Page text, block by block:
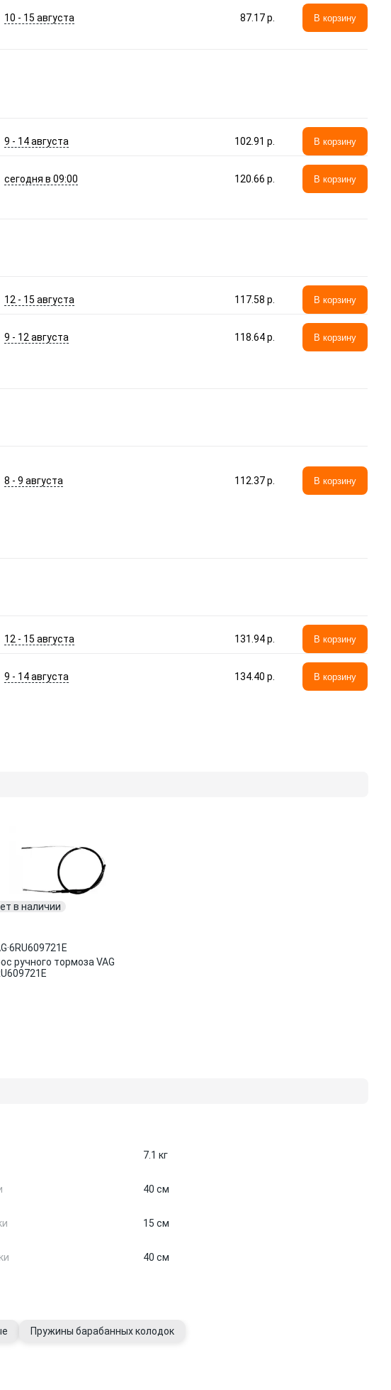
10 - 15 августа 87.17 p. В корзину
9 - 14 августа 102.91 p. В корзину
сегодня в 09:00 120.66 p. В корзину
12 - 15 августа 117.58 p. В корзину
9 - 12 августа 118.64 p. В корзину
8 - 9 августа 112.37 p. В корзину
12 - 15 августа 131.94 p. В корзину
9 - 14 августа 134.40 p. В корзину
в наличии
·6RU609721E
ручного тормоза VAG
7.1 кг
40 см
15 см
40 см
Пружины барабанных колодок